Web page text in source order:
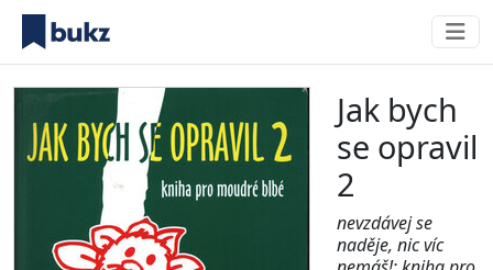
Jak bych
se opravil
2
nevzdávej se
naděje, nic víc